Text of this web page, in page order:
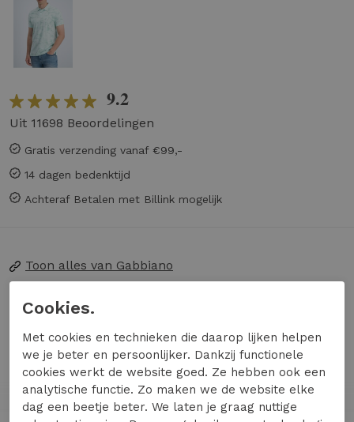
9.2
Uit 11698 Beoordelingen
Gratis verzending vanaf €99,-
14 dagen bedenktijd
Achteraf Betalen met Billink mogelijk
Toon alles van Gabbiano
Naar alleGabbiano shirts en tops
Maak kennis met de GABBIANO Lovro poloshirt
in een stijlvolle beige tint, perfect voor de
Nederlandse zomerdagen. Dit poloshirt
Cookies.
Met cookies en technieken die daarop lijken helpen
we je beter en persoonlijker. Dankzij functionele
cookies werkt de website goed. Ze hebben ook een
analytische functie. Zo maken we de website elke
dag een beetje beter. We laten je graag nuttige